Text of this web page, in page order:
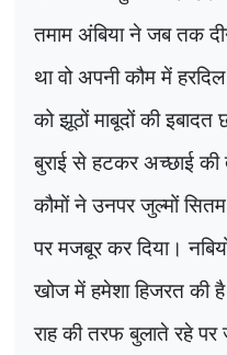
तमाम अंबिया ने जब तक
था वो अपनी कौम में
को झूठों माबूदों की इबादत
बुराई से हटकर अच्छाई
कौमों ने उनपर जुल्मों
पर मजबूर कर दिया।
खोज में हमेशा हिजरत की
राह की तरफ बुलाते रहे